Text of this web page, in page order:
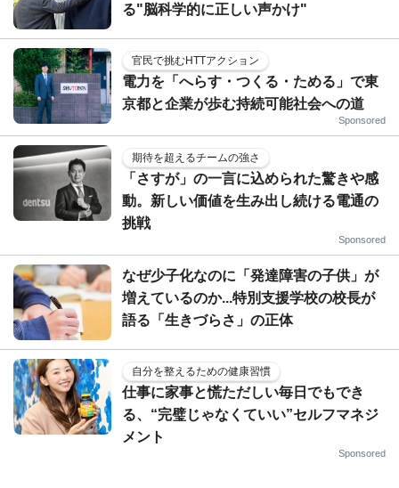
る"脳科学的に正しい声かけ"
官民で挑むHTTアクション
電力を「へらす・つくる・ためる」で東
京都と企業が歩む持続可能社会への道
Sponsored
期待を超えるチームの強さ
「さすが」の一言に込められた驚きや感
動。新しい価値を生み出し続ける電通の
挑戦
Sponsored
なぜ少子化なのに「発達障害の子供」が
増えているのか...特別支援学校の校長が
語る「生きづらさ」の正体
自分を整えるための健康習慣
仕事に家事と慌ただしい毎日でもでき
る、“完璧じゃなくていい”セルフマネジ
メント
Sponsored